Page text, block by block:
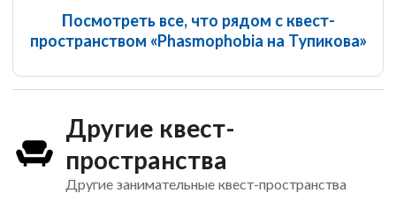
Посмотреть все, что рядом с квест-
пространством «Phasmophobia на Тупикова»
Другие квест-
пространства
Другие занимательные квест-пространства